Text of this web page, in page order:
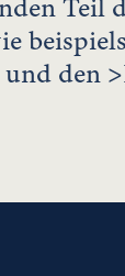
Teil
den